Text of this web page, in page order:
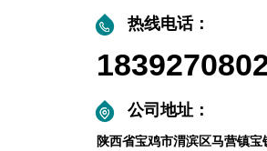
公司地址：
陕西省宝鸡市渭滨区马营镇宝
热线电话：